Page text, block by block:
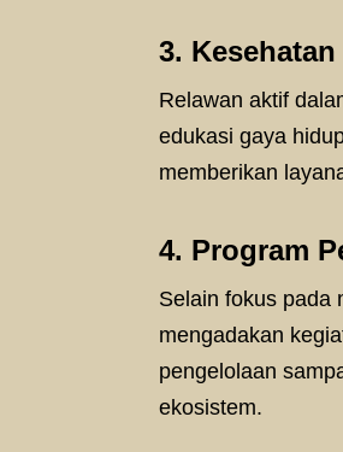
3.
Relawan aktif
edukasi gaya
memberikan
4. Program
Selain fokus pada
mengadakan
pengelolaan
ekosistem.